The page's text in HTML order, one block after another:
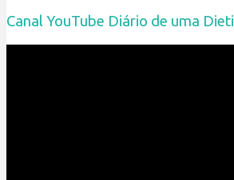
Canal YouTube Diário de uma